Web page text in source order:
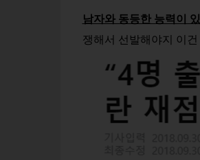
남자와 동등한 능력이
쟁해서 선발해야지 이